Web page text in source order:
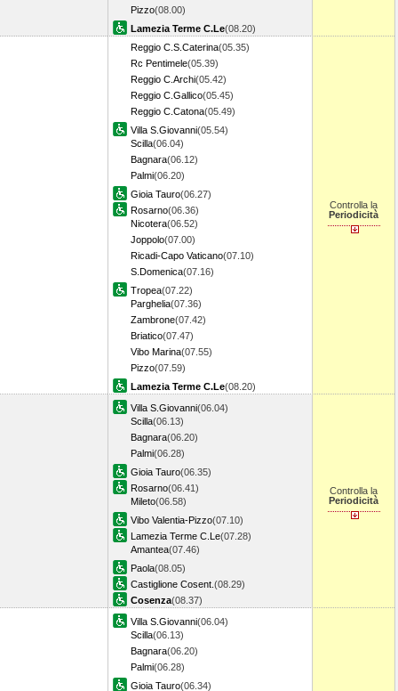
Pizzo(08.00)
Lamezia Terme C.Le(08.20)
Reggio C.S.Caterina(05.35)
Rc Pentimele(05.39)
Reggio C.Archi(05.42)
Reggio C.Gallico(05.45)
Reggio C.Catona(05.49)
Villa S.Giovanni(05.54)
Scilla(06.04)
Bagnara(06.12)
Palmi(06.20)
Gioia Tauro(06.27)
Rosarno(06.36)
Nicotera(06.52)
Joppolo(07.00)
Ricadi-Capo Vaticano(07.10)
S.Domenica(07.16)
Tropea(07.22)
Parghelia(07.36)
Zambrone(07.42)
Briatico(07.47)
Vibo Marina(07.55)
Pizzo(07.59)
Lamezia Terme C.Le(08.20)
Controlla la
Periodicità
Villa S.Giovanni(06.04)
Scilla(06.13)
Bagnara(06.20)
Palmi(06.28)
Gioia Tauro(06.35)
Rosarno(06.41)
Mileto(06.58)
Vibo Valentia-Pizzo(07.10)
Lamezia Terme C.Le(07.28)
Amantea(07.46)
Paola(08.05)
Castiglione Cosent. (08.29)
Cosenza(08.37)
Controlla la
Periodicità
Villa S.Giovanni(06.04)
Scilla(06.13)
Bagnara(06.20)
Palmi(06.28)
Gioia Tauro(06.34)